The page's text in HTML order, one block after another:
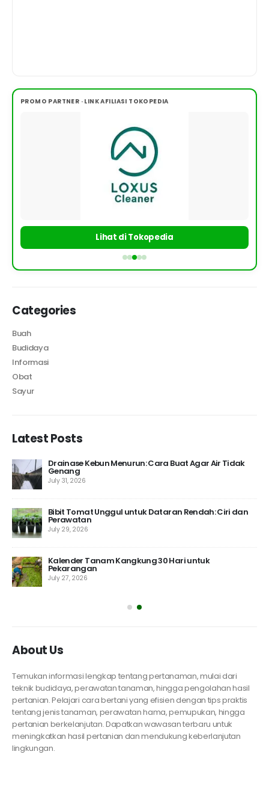
PROMO PARTNER · LINK AFILIASI TOKOPEDIA
Lihat di Tokopedia
Categories
Buah
Budidaya
Informasi
Obat
Sayur
Latest Posts
Drainase Kebun Menurun: Cara Buat Agar Air Tidak
Genang
July 31, 2026
Bibit Tomat Unggul untuk Dataran Rendah: Ciri dan
Perawatan
July 29, 2026
Kalender Tanam Kangkung 30 Hari untuk
Pekarangan
July 27, 2026
About Us
Temukan informasi lengkap tentang pertanaman, mulai dari
teknik budidaya, perawatan tanaman, hingga pengolahan hasil
pertanian. Pelajari cara bertani yang efisien dengan tips praktis
tentang jenis tanaman, perawatan hama, pemupukan, hingga
pertanian berkelanjutan. Dapatkan wawasan terbaru untuk
meningkatkan hasil pertanian dan mendukung keberlanjutan
lingkungan.